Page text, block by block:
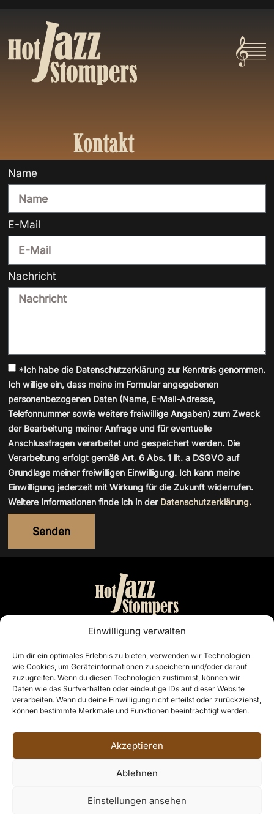
Einwilligung verwalten
Um dir ein optimales Erlebnis zu bieten, verwenden wir Technologien
wie Cookies, um Geräteinformationen zu speichern und/oder darauf
zuzugreifen. Wenn du diesen Technologien zustimmst, können wir
Daten wie das Surfverhalten oder eindeutige IDs auf dieser Website
verarbeiten. Wenn du deine Einwilligung nicht erteilst oder zurückziehst,
können bestimmte Merkmale und Funktionen beeinträchtigt werden.
Akzeptieren
Ablehnen
Einstellungen ansehen
Kontakt
Name
E-Mail
Nachricht
*Ich habe die Datenschutzerklärung zur Kenntnis genommen.
Ich willige ein, dass meine im Formular angegebenen
personenbezogenen Daten (Name, E-Mail-Adresse,
Telefonnummer sowie weitere freiwillige Angaben) zum Zweck
der Bearbeitung meiner Anfrage und für eventuelle
Anschlussfragen verarbeitet und gespeichert werden. Die
Verarbeitung erfolgt gemäß Art. 6 Abs. 1 lit. a DSGVO auf
Grundlage meiner freiwilligen Einwilligung. Ich kann meine
Einwilligung jederzeit mit Wirkung für die Zukunft widerrufen.
Weitere Informationen finde ich in der Datenschutzerklärung.
Senden
Cloppenburg
Telefon: 04441 7468
E-Mail:info@hotjazzstompers.de
Impressum
Datenschutzerklärung